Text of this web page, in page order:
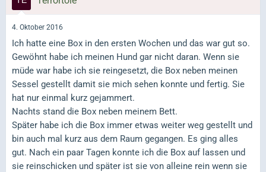
4. Oktober 2016
Ich hatte eine Box in den ersten Wochen und das war gut so.
Gewöhnt habe ich meinen Hund gar nicht daran. Wenn sie
müde war habe ich sie reingesetzt, die Box neben meinen
Sessel gestellt damit sie mich sehen konnte und fertig. Sie
hat nur einmal kurz gejammert.
Nachts stand die Box neben meinem Bett.
Später habe ich die Box immer etwas weiter weg gestellt und
bin auch mal kurz aus dem Raum gegangen. Es ging alles
gut. Nach ein paar Tagen konnte ich die Box auf lassen und
sie reinschicken und später ist sie von alleine rein wenn sie